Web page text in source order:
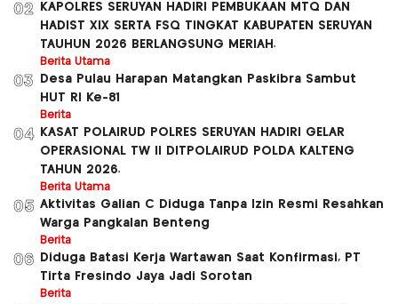
02
KAPOLRES SERUYAN HADIRI PEMBUKAAN MTQ DAN
HADIST XlX SERTA FSQ TINGKAT KABUPATEN SERUYAN
TAUHUN 2026 BERLANGSUNG MERIAH.
Berita Utama
03
Desa Pulau Harapan Matangkan Paskibra Sambut
HUT RI Ke-81
Berita
04
KASAT POLAIRUD POLRES SERUYAN HADIRI GELAR
OPERASIONAL TW ll DITPOLAIRUD POLDA KALTENG
TAHUN 2026.
Berita Utama
05 Aktivitas Galian C Diduga Tanpa Izin Resmi Resahkan
Warga Pangkalan Benteng
Berita
06
Diduga Batasi Kerja Wartawan Saat Konfirmasi, PT
Tirta Fresindo Jaya Jadi Sorotan
Berita